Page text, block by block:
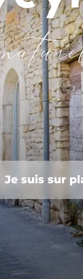
Je suis sur